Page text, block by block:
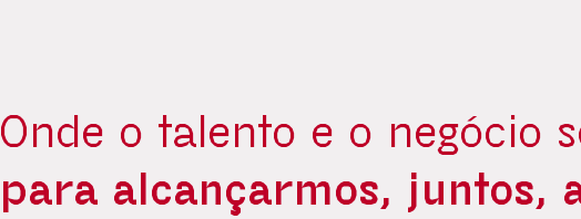
Onde o talento e o negócio
para alcançarmos, juntos,